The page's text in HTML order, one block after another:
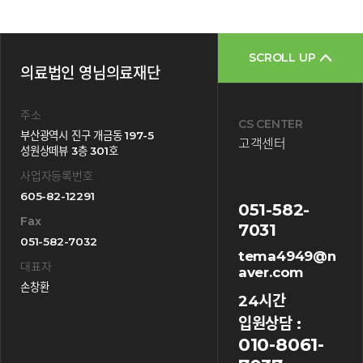
의료법인 영님의료재단
주소
부산광역시 진구 개금동 197-5
성원상떼뷰 3층 301호
사업자등록번호
605-82-12291
Fax
051-582-7032
대표자
손창환
SCROLL UP
CS CENTER
고객센터
051-582-
7031
tema4949@n
aver.com
24시간
입원상담 :
010-8061-